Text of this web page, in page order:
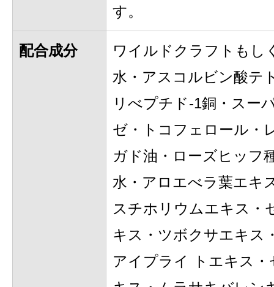
す。
配合成分
ワイルドクラフトもし
水・アスコルビン酸テ
リべプチド-1銅・スー
ゼ・トコフェロール・
ガド油・ローズヒッフ
水・アロエべラ葉エキ
スチホリウムエキス・
キス・ツボクサエキス
アイプライ トエキス